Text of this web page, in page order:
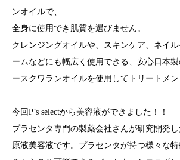
ンオイルで、
全身に使用でき肌質を選びません。
クレンジングオイルや、スキンケア、ネイ
ームなどにも幅広く使用できる、安心日本
ースクワランオイルを使用してトリートメン
今回P’s selectから美容液ができました！！
プラセンタ専門の製薬会社さんが研究開発
原液美容液です。プラセンタが持つ様々な